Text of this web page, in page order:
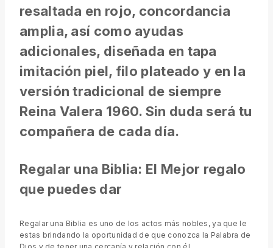
resaltada en rojo, concordancia
amplia, así como ayudas
adicionales, diseñada en tapa
imitación piel, filo plateado y en la
versión tradicional de siempre
Reina Valera 1960. Sin duda será tu
compañera de cada día.
Regalar una Biblia: El Mejor regalo
que puedes dar
Regalar una Biblia es uno de los actos más nobles, ya que le
estas brindando la oportunidad de que conozca la Palabra de